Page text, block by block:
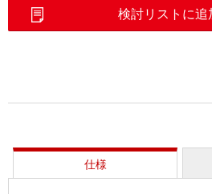
検討リストに追
仕様